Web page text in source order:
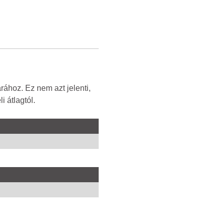
Ez nem azt jelenti,
átlagtól.